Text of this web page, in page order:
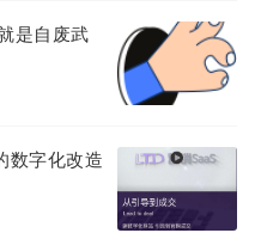
生产效率、解放生产
点。
5G和大数据等新一代信
是自废武
数字化改造